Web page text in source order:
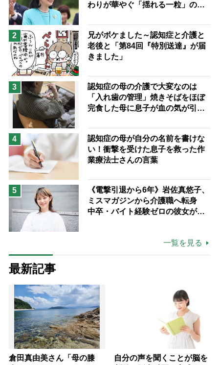
予防法
わりが華やぐ「揺れる一粒」の使
2
兄がボケました～認知症と介護と
老後と「第84回『特別送達』が届
きました」
3
認知症の母の介護で大変なのは
「入れ歯の管理」焼きそばをほぼ
完食した母に息子が血の気が引い
4
認知症の母が自分の名前を書けな
い！衝撃を受けた息子を救った作
業療法士さんの言葉
5
《電撃引退から6年》岩佐真悠子、
ミスマガジンから介護職へ転身
中卒・バイト経験ゼロの彼女が見
一覧を見る
最新記事
倉田真由美さん「母の膝
自分の声を聞くことが脳を